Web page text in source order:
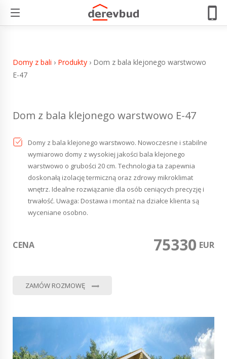
Dom z bala klejonego warstwowo E-47
Domy z bali › Produkty › Dom z bala klejonego warstwowo
E-47
Dom z bala klejonego warstwowo E-47
Domy z bala klejonego warstwowo. Nowoczesne i stabilne
wymiarowo domy z wysokiej jakości bala klejonego
warstwowo o grubości 20 cm. Technologia ta zapewnia
doskonałą izolację termiczną oraz zdrowy mikroklimat
wnętrz. Idealne rozwiązanie dla osób ceniących precyzję i
trwałość. Uwaga: Dostawa i montaż na działce klienta są
wyceniane osobno.
CENA 75330 EUR
ZAMÓW ROZMOWĘ